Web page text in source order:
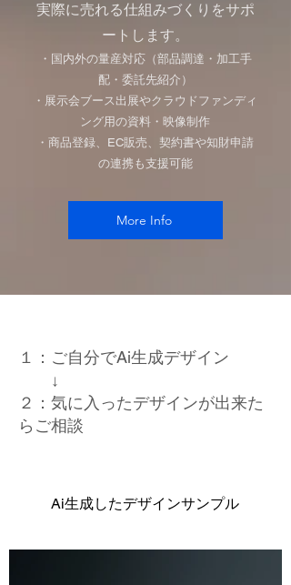
実際に売れる仕組みづくりをサポ
ートします。
・国内外の量産対応（部品調達・加工手
配・委託先紹介）
・展示会ブース出展やクラウドファンディ
ング用の資料・映像制作
​・商品登録、EC販売、契約書や知財申請
の連携も支援可能
More Info
１：ご自分でAi生成デザイン
↓
２：気に入ったデザインが出来た
らご相談
Ai生成したデザインサンプル